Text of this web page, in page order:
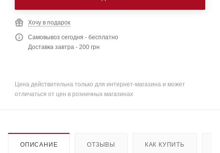
Хочу в подарок
Самовывоз сегодня - бесплатно
Доставка завтра - 200 грн
Цена действительна только для интернет-магазина и может
отличаться от цен в розничных магазинах
ОПИСАНИЕ ОТЗЫВЫ КАК КУПИТЬ